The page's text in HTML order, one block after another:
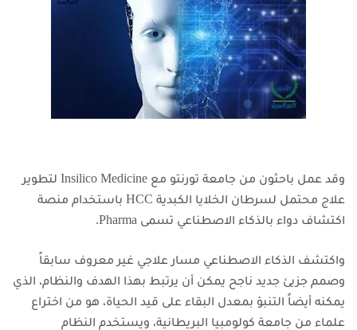
وقد عمل باحثون من جامعة تورنتو مع Insilico Medicine لتطوير
علاج محتمل لسرطان الخلايا الكبدية HCC باستخدام منصة
اكتشاف دواء بالذكاء الاصطناعي تسمى Pharma.
واكتشف الذكاء الاصطناعي مسار علاجي غير معروف سابقاً
وصمم جزيئ جديد ناجح يمكن أن يرتبط بهذا الهدف والنظام، الذي
يمكنه أيضاً التنبؤ بمعدل البقاء على قيد الحياة، هو من اختراع
علماء من جامعة كولومبيا البريطانية، ويستخدم النظام